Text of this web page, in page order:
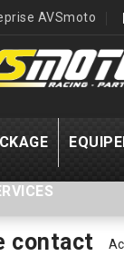
AVSmoto
contact